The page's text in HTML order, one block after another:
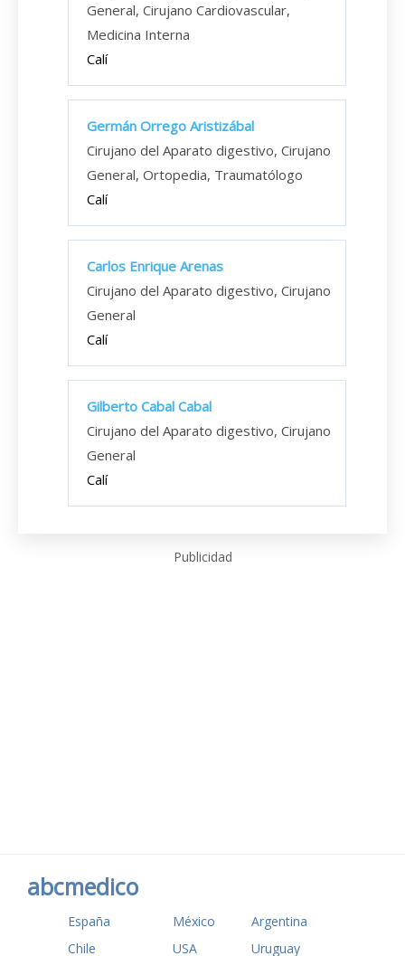
General, Cirujano Cardiovascular,
Medicina Interna
Calí
Germán Orrego Aristizábal
Cirujano del Aparato digestivo, Cirujano
General, Ortopedia, Traumatólogo
Calí
Carlos Enrique Arenas
Cirujano del Aparato digestivo, Cirujano
General
Calí
Gilberto Cabal Cabal
Cirujano del Aparato digestivo, Cirujano
General
Calí
Publicidad
abcmedico
España México
Argentina
Chile
USA Uruguay